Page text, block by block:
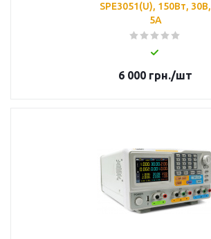
SPE3051(U), 150Вт, 30В,
5А
6 000 грн./шт